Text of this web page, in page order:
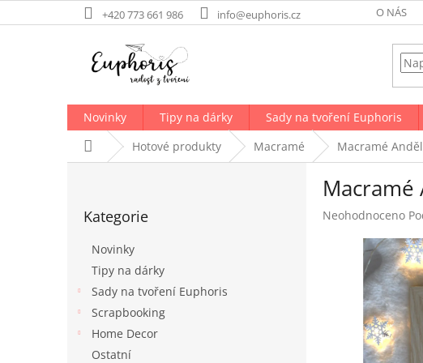
na
+420 773 661 986 info@euphoris.cz O NÁS
Novinky Tipy na dárky Sady na tvoření Euphoris
Domů Hotové produkty Macramé Macramé
kategorie
Kategorie
Novinky
Tipy na dárky
Sady na tvoření Euphoris
Scrapbooking
Home Decor
Ostatní
Průměrné
produktu
hvězdiček.
Neohodnoceno